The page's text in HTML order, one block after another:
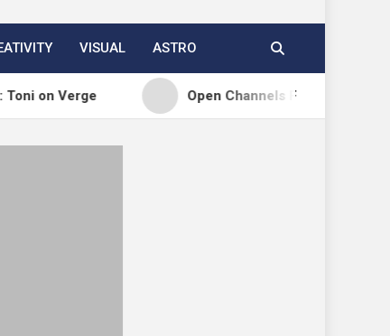
VISUAL ASTRO
Open Channels FM: Signal – Issue 19